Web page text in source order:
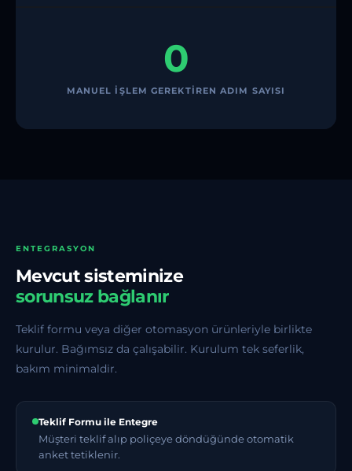
0
MANUEL IŞLEM GEREKTIREN ADIM SAYISI
ENTEGRASYON
Mevcut sisteminize
sorunsuz bağlanır
Teklif formu veya diğer otomasyon ürünleriyle birlikte
kurulur. Bağımsız da çalışabilir. Kurulum tek seferlik,
bakım minimaldir.
Teklif Formu ile Entegre
Müşteri teklif alıp poliçeye döndüğünde otomatik
anket tetiklenir.